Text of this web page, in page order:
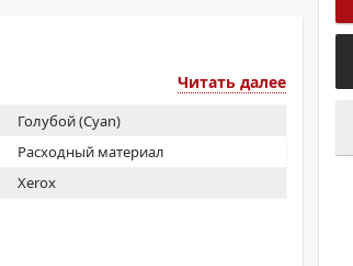
Читать далее
Голубой (Cyan)
Расходный материал
Xerox